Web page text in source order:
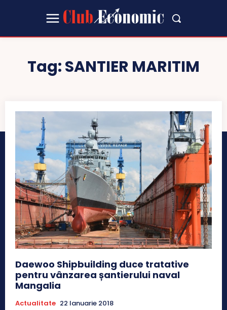
Tag:SANTIER MARITIM
Daewoo Shipbuilding duce tratative
pentru vânzarea șantierului naval
Mangalia
Actualitate 22 Ianuarie 2018